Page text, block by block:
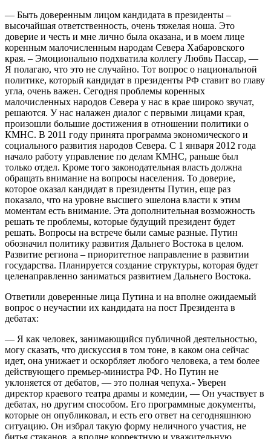
— Быть доверенным лицом кандидата в президенты –
высочайшая ответственность, очень тяжелая ноша. Это
доверие и честь и мне лично была оказана, и в моем лице
коренным малочисленным народам Севера Хабаровского
края. – Эмоционально подхватила коллегу Любвь Пассар, —
Я полагаю, что это не случайно. Тот вопрос о национальной
политике, который кандидат в президенты РФ ставит во главу
угла, очень важен. Сегодня проблемы коренных
малочисленных народов Севера у нас в крае широко звучат,
решаются. У нас налажен диалог с первыми лицами края,
произошли большие достижения в отношении политики о
КМНС. В 2011 году принята программа экономического и
социального развития народов Севера. С 1 января 2012 года
начало работу управление по делам КМНС, раньше был
только отдел. Кроме того законодательная власть должна
обращать внимание на вопросы населения. То доверие,
которое оказал кандидат в президенты Путин, еще раз
показало, что на уровне высшего эшелона власти к этим
моментам есть внимание. Эта дополнительная возможность
решать те проблемы, которые будущий президент будет
решать. Вопросы на встрече были самые разные. Путин
обозначил политику развития Дальнего Востока в целом.
Развитие региона – приоритетное направление в развитии
государства. Планируется создание структуры, которая будет
целенаправленно заниматься развитием Дальнего Востока.
Ответили доверенные лица Путина и на вполне ожидаемый
вопрос о неучастии их кандидата на пост Президента в
дебатах:
— Я как человек, занимающийся публичной деятельностью,
могу сказать, что дискуссия в том тоне, в каком она сейчас
идет, она унижает и оскорбляет любого человека, а тем более
действующего премьер-министра РФ. Но Путин не
уклоняется от дебатов, — это полная чепуха.- Уверен
директор краевого театра драмы и комедии, — Он участвует в
дебатах, но другим способом. Его программные документы,
которые он опубликовал, и есть его ответ на сегодняшнюю
ситуацию. Он избрал такую форму неличного участия, не
битья стаканов, а вполне корректную и уважительную.